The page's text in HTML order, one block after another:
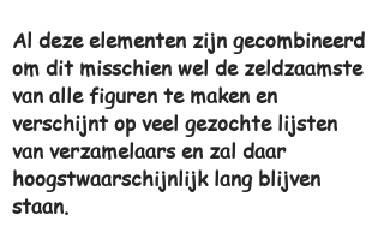
Al deze elementen zijn gecombineerd
om dit misschien wel de zeldzaamste
van alle figuren te maken en
verschijnt op veel gezochte lijsten
van verzamelaars en zal daar
hoogstwaarschijnlijk lang blijven
staan.